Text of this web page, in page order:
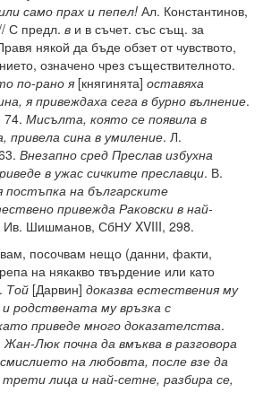
само прах и пепел! Ал. Константинов,
С предл. в и в съчет. със същ. за
някой да бъде обзет от чувството,
означено чрез съществителното.
по-рано я [княгинята] оставяха
я привеждаха сега в бурно вълнение.
74. Мисълта, която се появила в
привела сина в умиление. Л.
Внезапно сред Преслав избухна
в ужас сичките преславци. В.
постъпка на българските
привежда Раковски в най-
Ив. Шишманов, СбНУ XVIII, 298.
посочвам нещо (данни, факти,
на някакво твърдение или като
Той [Дарвин] доказва естествения му
и родствената му връзка с
приведе много доказателства.
Жан-Люк почна да вмъква в разговора
на любовта, после взе да
лица и най-сетне, разбира се,